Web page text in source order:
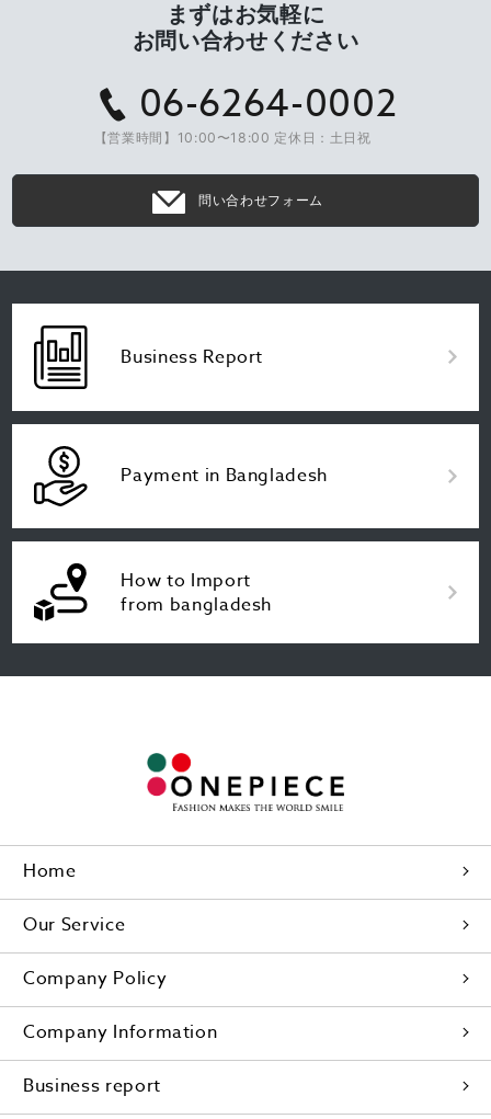
まずはお気軽に
お問い合わせください
06-6264-0002
【営業時間】10:00〜18:00 定休日：土日祝
問い合わせフォーム
Business Report
Payment in Bangladesh
How to Import
from bangladesh
Home
Our Service
Company Policy
Company Information
Business report